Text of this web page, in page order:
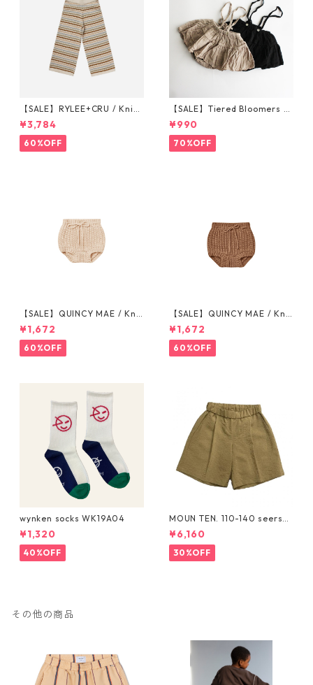
【SALE】RYLEE+CRU / Knit
Wide Leg Pant || Honeycom
b Strip 6-7/8-9/10-12y
¥3,784
60%OFF
【SALE】Tiered Bloomers 7
0-80cm (グレージュ／ブラッ
ク) ※1点までメール便可
¥990
70%OFF
【SALE】QUINCY MAE / Knit
Tie Bloomer (12-18M/18-24
M/2-3Y)
¥1,672
60%OFF
【SALE】QUINCY MAE / Knit
Tie Bloomer (12-18M/18-24
M/2-3Y)
¥1,672
60%OFF
wynken socks WK19A04
¥1,320
40%OFF
MOUN TEN. 110-140 seersuc
ker half pants [MP55C-173
6a]
¥6,160
30%OFF
その他の商品